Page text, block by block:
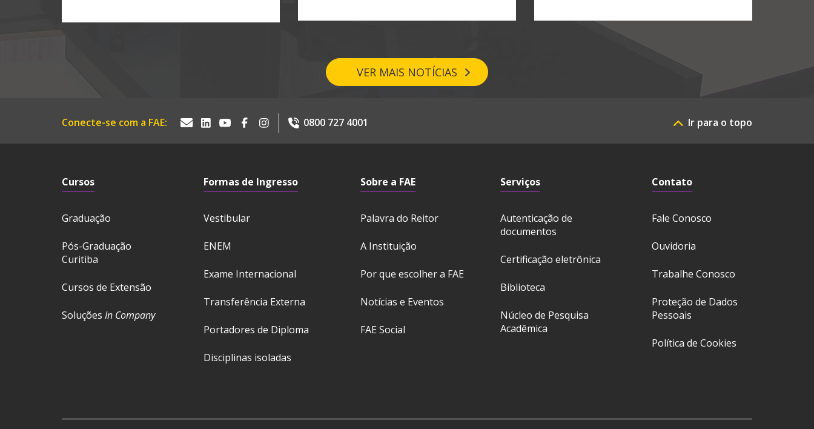
VER MAIS NOTÍCIAS
Conecte-se com a FAE: 0800 727 4001 Ir para o topo
Cursos
Graduação
Pós-Graduação
Curitiba
Cursos de Extensão
Soluções In Company
Formas de Ingresso
Vestibular
ENEM
Exame Internacional
Transferência Externa
Portadores de Diploma
Disciplinas isoladas
Sobre a FAE
Palavra do Reitor
A Instituição
Por que escolher a FAE
Notícias e Eventos
FAE Social
Serviços
Autenticação de
documentos
Certificação eletrônica
Biblioteca
Núcleo de Pesquisa
Acadêmica
Contato
Fale Conosco
Ouvidoria
Trabalhe Conosco
Proteção de Dados
Pessoais
Política de Cookies